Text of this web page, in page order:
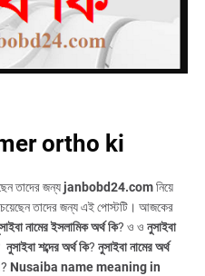
ortho ki
তাদের জন্যjanbobd24.comনিয়ে
চেয়েছেন তাদের জন্য এই পোস্টটি। আজকের
নামের ইসলামিক অর্থ কি? ও ও নুসাইবা
নুসাইবা শব্দের অর্থ কি? নুসাইবা নামের অর্থ
? Nusaiba name meaning in